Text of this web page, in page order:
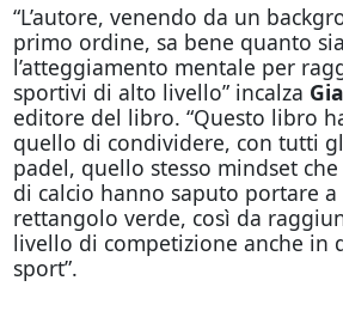
“L’autore, venendo da un
primo ordine, sa bene quanto
l’atteggiamento mentale per
sportivi di alto livello” incalza
editore del libro. “Questo libro
quello di condividere, con tutti
padel, quello stesso mindset
di calcio hanno saputo portare
rettangolo verde, così da
livello di competizione anche in
sport”.